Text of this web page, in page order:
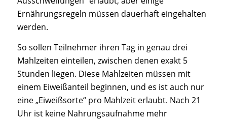
Ernährungsregeln müssen dauerhaft eingehalten
werden.
So sollen Teilnehmer ihren Tag in genau drei
Mahlzeiten einteilen, zwischen denen exakt 5
Stunden liegen. Diese Mahlzeiten müssen mit
einem Eiweißanteil beginnen, und es ist auch nur
eine „Eiweißsorte“ pro Mahlzeit erlaubt. Nach 21
Uhr ist keine Nahrungsaufnahme mehr